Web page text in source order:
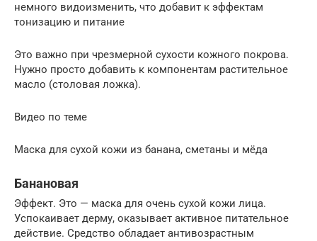
немного видоизменить, что добавит к эффектам
тонизацию и питание
Это важно при чрезмерной сухости кожного покрова.
Нужно просто добавить к компонентам растительное
масло (столовая ложка).
Видео по теме
Маска для сухой кожи из банана, сметаны и мёда
Банановая
Эффект. Это — маска для очень сухой кожи лица.
Успокаивает дерму, оказывает активное питательное
действие. Средство обладает антивозрастным